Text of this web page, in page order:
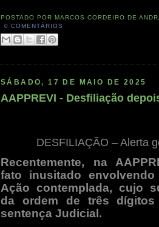
POSTADO PORMARCOS CORDEIRO DE
0 COMENTÁRIOS
SÁBADO, 17 DE MAIO DE 2025
AAPPREVI - Desfiliação
DESFILIAÇÃO – Alerta
Recentemente, na
fato inusitado
Ação contemplada, cujo
da ordem de três
sentença Judicial.